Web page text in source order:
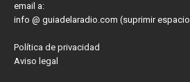
email a:
info @ guiadelaradio.com (suprimir
Política de privacidad
Aviso legal